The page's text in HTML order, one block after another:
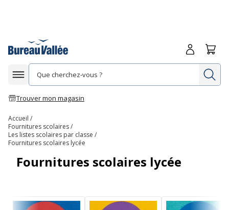
Afficher la navigation
Trouver mon magasin
Me
Accueil
Fournitures scolaires
Les listes scolaires par classe
Fournitures scolaires lycée
Fournitures scolaires lycée